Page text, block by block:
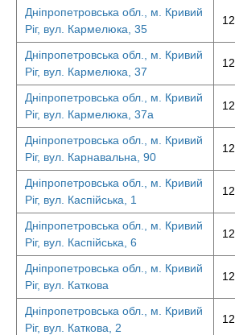
Дніпропетровська обл., м. Кривий
Ріг, вул. Кармелюка, 35
Дніпропетровська обл., м. Кривий
Ріг, вул. Кармелюка, 37
Дніпропетровська обл., м. Кривий
Ріг, вул. Кармелюка, 37а
Дніпропетровська обл., м. Кривий
Ріг, вул. Карнавальна, 90
Дніпропетровська обл., м. Кривий
Ріг, вул. Каспійська, 1
Дніпропетровська обл., м. Кривий
Ріг, вул. Каспійська, 6
Дніпропетровська обл., м. Кривий
Ріг, вул. Каткова
Дніпропетровська обл., м. Кривий
Ріг, вул. Каткова, 2